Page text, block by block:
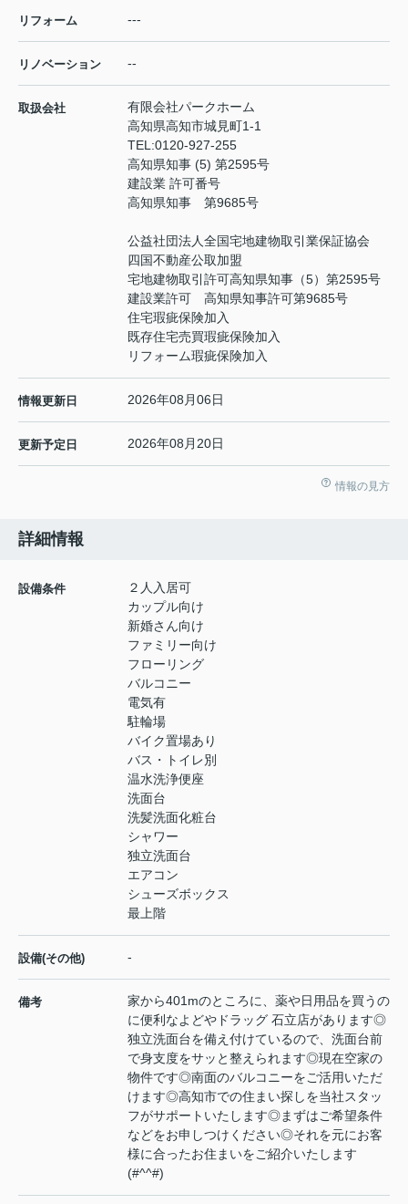
リフォーム ---
リノベーション --
取扱会社
有限会社パークホーム
高知県高知市城見町1-1
TEL:0120-927-255
高知県知事 (5) 第2595号
建設業 許可番号
高知県知事 第9685号
公益社団法人全国宅地建物取引業保証協会
四国不動産公取加盟
宅地建物取引許可高知県知事（5）第2595号
建設業許可 高知県知事許可第9685号
住宅瑕疵保険加入
既存住宅売買瑕疵保険加入
リフォーム瑕疵保険加入
情報更新日 2026年08月06日
更新予定日 2026年08月20日
情報の見方
詳細情報
設備条件
２人入居可
カップル向け
新婚さん向け
ファミリー向け
フローリング
バルコニー
電気有
駐輪場
バイク置場あり
バス・トイレ別
温水洗浄便座
洗面台
洗髪洗面化粧台
シャワー
独立洗面台
エアコン
シューズボックス
最上階
設備(その他) -
備考
家から401mのところに、薬や日用品を買うの
に便利なよどやドラッグ 石立店があります◎
独立洗面台を備え付けているので、洗面台前
で身支度をサッと整えられます◎現在空家の
物件です◎南面のバルコニーをご活用いただ
けます◎高知市での住まい探しを当社スタッ
フがサポートいたします◎まずはご希望条件
などをお申しつけください◎それを元にお客
様に合ったお住まいをご紹介いたします
(#^^#)